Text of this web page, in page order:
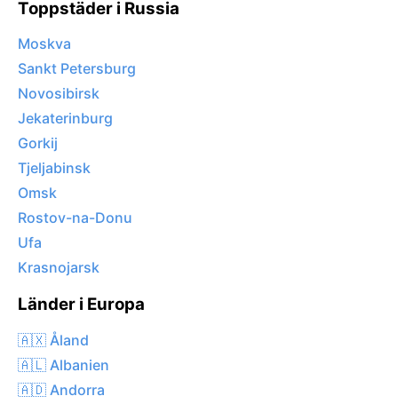
Toppstäder i Russia
Moskva
Sankt Petersburg
Novosibirsk
Jekaterinburg
Gorkij
Tjeljabinsk
Omsk
Rostov-na-Donu
Ufa
Krasnojarsk
Länder i Europa
🇦🇽 Åland
🇦🇱 Albanien
🇦🇩 Andorra